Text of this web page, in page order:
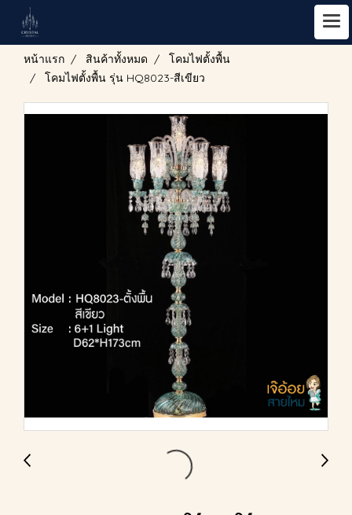
หน้าแรก สินค้าทั้งหมด
โคมไฟตั้งพื้น
โคมไฟตั้งพื้น รุ่น HQ8023-สีเขียว